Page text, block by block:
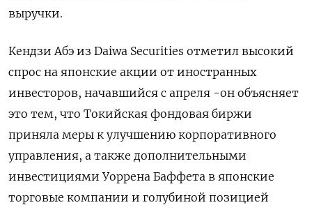
выручки.
Кендзи Абэ из Daiwa Securities отметил высокий
спрос на японские акции от иностранных
инвесторов, начавшийся с апреля -он объясняет
это тем, что Токийская фондовая биржи
приняла меры к улучшению корпоративного
управления, а также дополнительными
инвестициями Уоррена Баффета в японские
торговые компании и голубиной позицией